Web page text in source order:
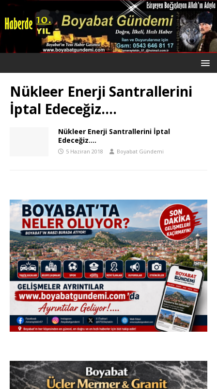
Nükleer Enerji Santrallerini
İptal Edeceğiz….
Nükleer Enerji Santrallerini İptal
Edeceğiz….
5 Haziran 2018 Boyabat Gündemi